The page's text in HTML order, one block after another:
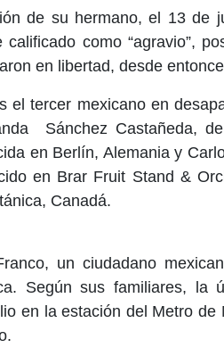
de su hermano, el 13 de
calificado como “agravio”,
en libertad, desde
el tercer mexicano en
Sánchez Castañeda,
en Berlín, Alemania y
en Brar Fruit Stand &
Canadá.
un ciudadano
Según sus familiares, la
en la estación del Metro